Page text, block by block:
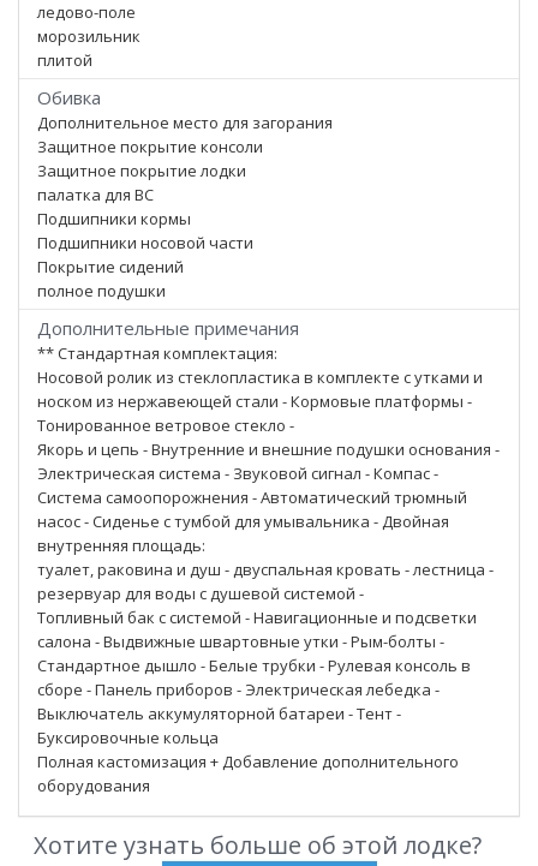
ледово-поле
морозильник
плитой
Обивка
Дополнительное место для загорания
Защитное покрытие консоли
Защитное покрытие лодки
палатка для ВС
Подшипники кормы
Подшипники носовой части
Покрытие сидений
полное подушки
Дополнительные примечания
** Стандартная комплектация:
Носовой ролик из стеклопластика в комплекте с утками и
носком из нержавеющей стали - Кормовые платформы -
Тонированное ветровое стекло -
Якорь и цепь - Внутренние и внешние подушки основания -
Электрическая система - Звуковой сигнал - Компас -
Система самоопорожнения - Автоматический трюмный
насос - Сиденье с тумбой для умывальника - Двойная
внутренняя площадь:
туалет, раковина и душ - двуспальная кровать - лестница -
резервуар для воды с душевой системой -
Топливный бак с системой - Навигационные и подсветки
салона - Выдвижные швартовные утки - Рым-болты -
Стандартное дышло - Белые трубки - Рулевая консоль в
сборе - Панель приборов - Электрическая лебедка -
Выключатель аккумуляторной батареи - Тент -
Буксировочные кольца
Полная кастомизация + Добавление дополнительного
оборудования
Хотите узнать больше об этой лодке?